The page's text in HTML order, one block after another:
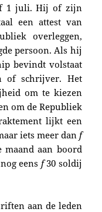
1 juli.Hij of zijn
een attest van
overleggen,
persoon. Als hij
bevindt volstaat
of schrijver. Het
om te kiezen
om de Republiek
lijkt een
iets meer dan f
maand aan boord
eens f30 soldij
aan de leden